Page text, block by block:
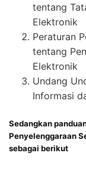
tentang
Elektronik
Peraturan
tentang
Elektronik
Undang
Informasi
Sedangkan
Penyelenggaraan
sebagai berikut